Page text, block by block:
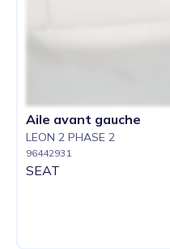
Aile avant gauche
LEON 2 PHASE 2
96442931
SEAT